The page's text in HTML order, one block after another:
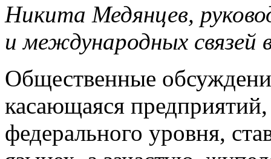
Никита Медянцев,
и международных
Общественные
касающаяся
федерального уровня,